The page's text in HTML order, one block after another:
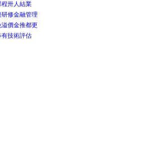
程卅人結業
修金融管理
價金推都更
技術評估